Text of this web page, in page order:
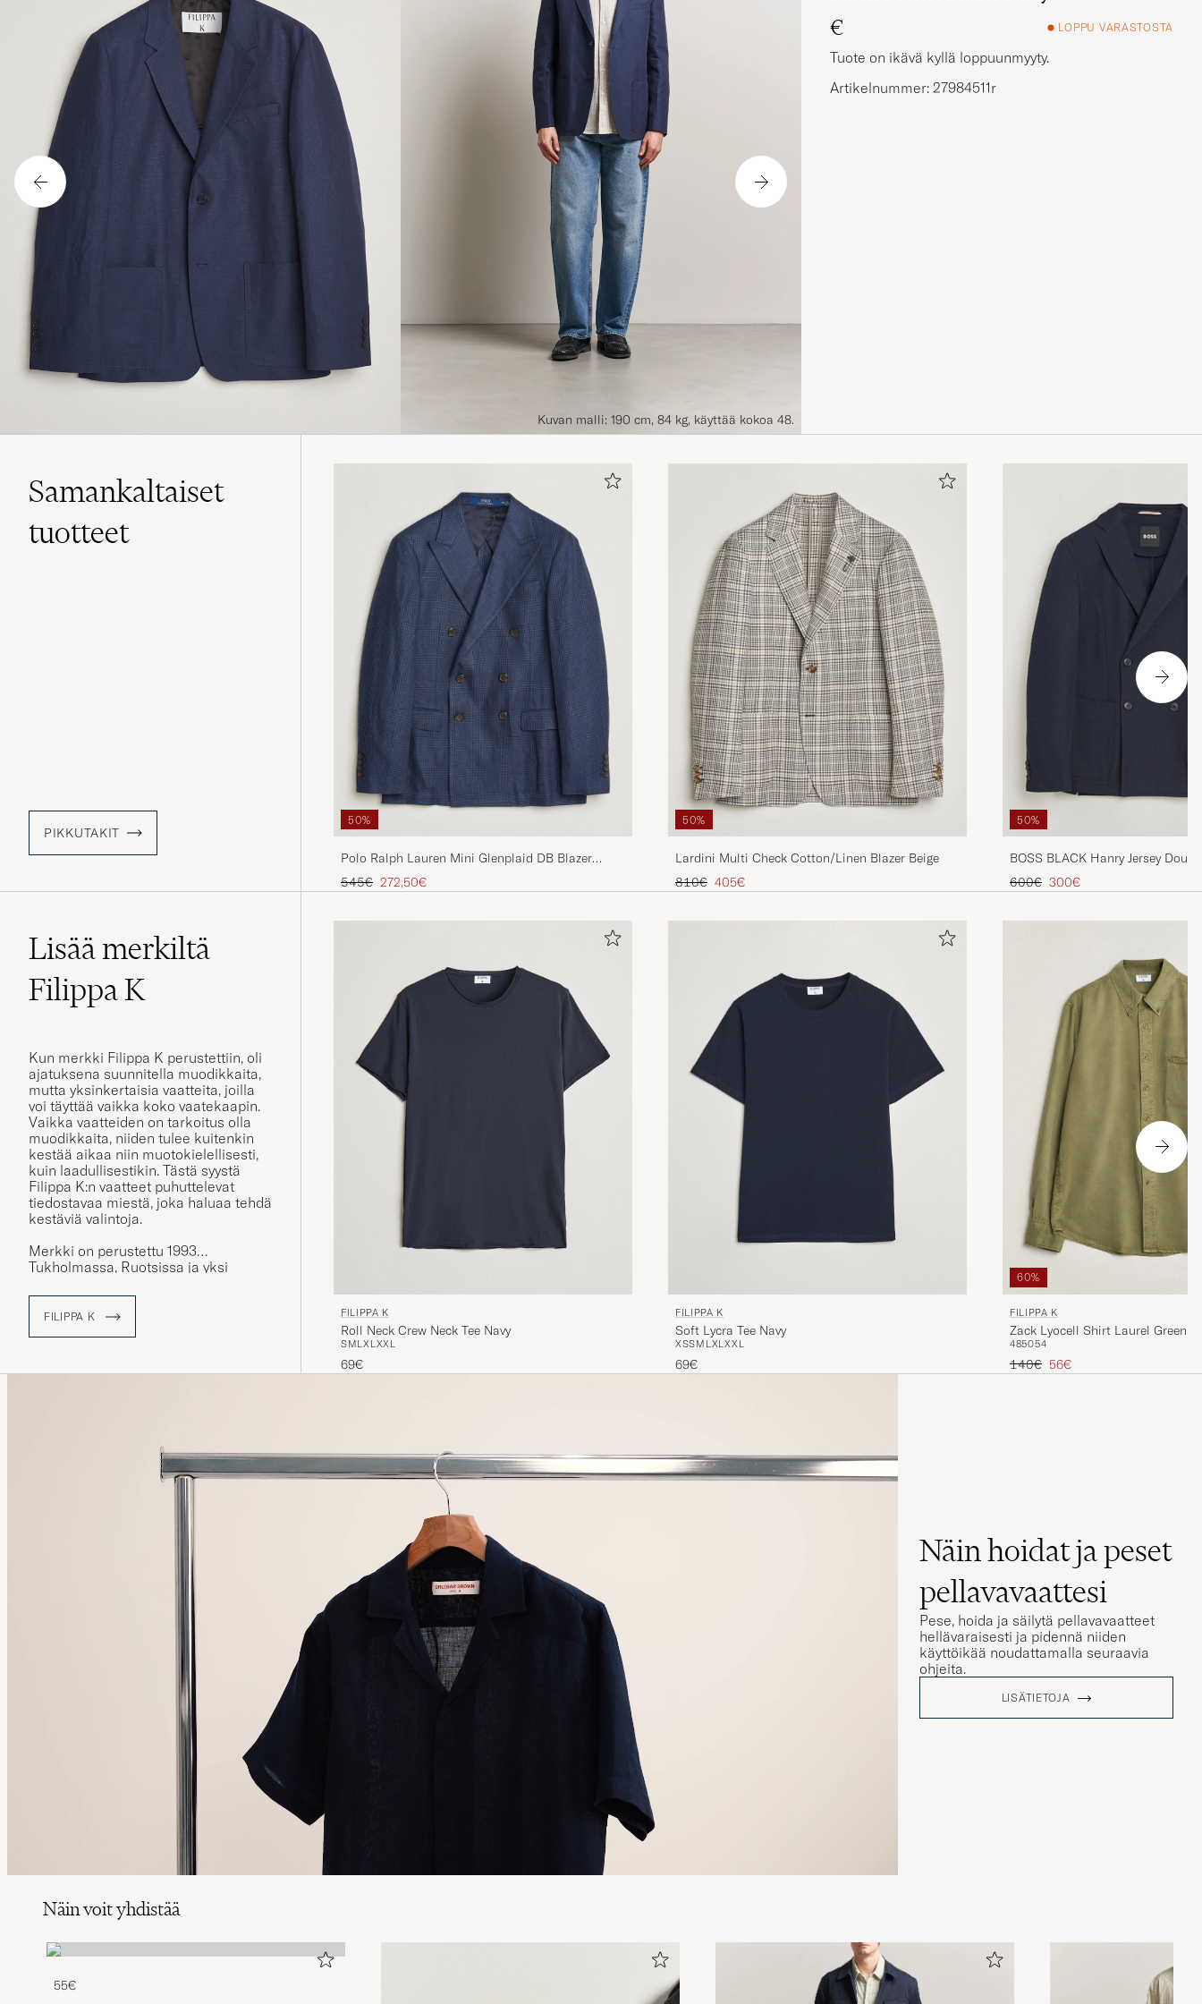
Kuvan malli: 190 cm, 84 kg, käyttää kokoa 48.
€
LOPPU VARASTOSTA
Tuote on ikävä kyllä loppuunmyyty.
Artikelnummer: 27984511r
Samankaltaiset
tuotteet
PIKKUTAKIT
50%
Polo Ralph Lauren Mini Glenplaid DB Blazer
Spring Navy
Tavallinen hinta
545€ Alennettu hinta
272,50€
50%
Lardini Multi Check Cotton/Linen Blazer Beige
Tavallinen hinta
810€ Alennettu hinta
405€
50%
BOSS BLACK Hanry Jersey
Blazer Dark Blue
Tavallinen hinta
600€ Alennettu hinta
300€
Lisää merkiltä
Filippa K
Kun merkki Filippa K perustettiin, oli
ajatuksena suunnitella muodikkaita,
mutta yksinkertaisia vaatteita, joilla
voi täyttää vaikka koko vaatekaapin.
Vaikka vaatteiden on tarkoitus olla
muodikkaita, niiden tulee kuitenkin
kestää aikaa niin muotokielellisesti,
kuin laadullisestikin. Tästä syystä
Filippa K:n vaatteet puhuttelevat
tiedostavaa miestä, joka haluaa tehdä
kestäviä valintoja.
Merkki on perustettu 1993
Tukholmassa, Ruotsissa ja yksi
Knutsson, kenen mukaan yritys on
nimetty. Merkin ensimmäinen
FILIPPA K FILIPPA K
Roll Neck Crew Neck Tee Navy
SMLXL XXL
69€
FILIPPA K
Soft Lycra Tee Navy
XSSM L XLXXL
69€
60%
FILIPPA K
Zack Lyocell Shirt Laurel Green
485054
Tavallinen hinta
140€ Alennettu hinta
56€
Näin hoidat ja peset
pellavavaattesi
Pese, hoida ja säilytä pellavavaatteet
hellävaraisesti ja pidennä niiden
käyttöikää noudattamalla seuraavia
ohjeita.
LISÄTIETOJA
Näin voit yhdistää
55€